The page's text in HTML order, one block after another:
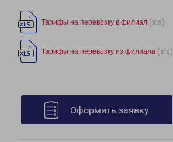
Тарифы на перевозку в филиал (xls)
Тарифы на перевозку из филиала (xls)
Оформить заявку